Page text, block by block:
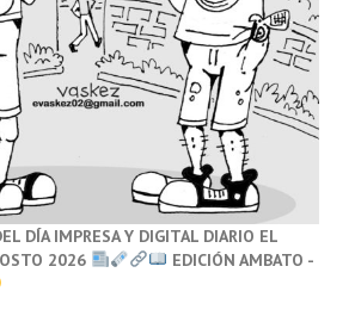
DÍA IMPRESA Y DIGITAL DIARIO EL
2026
EDICIÓN AMBATO -